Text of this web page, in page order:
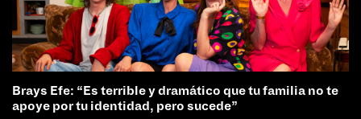
Brays Efe: “Es terrible y dramático que tu familia no te
apoye por tu identidad, pero sucede”